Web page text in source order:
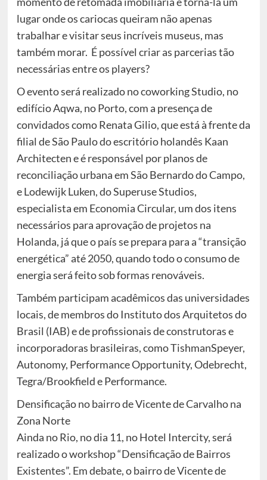
lugar onde os cariocas queiram não apenas
trabalhar e visitar seus incríveis museus, mas
também morar. É possível criar as parcerias tão
necessárias entre os players?
O evento será realizado no coworking Studio, no
edifício Aqwa, no Porto, com a presença de
convidados como Renata Gilio, que está à frente da
filial de São Paulo do escritório holandês Kaan
Architecten e é responsável por planos de
reconciliação urbana em São Bernardo do Campo,
e Lodewijk Luken, do Superuse Studios,
especialista em Economia Circular, um dos itens
necessários para aprovação de projetos na
Holanda, já que o país se prepara para a “transição
energética” até 2050, quando todo o consumo de
energia será feito sob formas renováveis.
Também participam acadêmicos das universidades
locais, de membros do Instituto dos Arquitetos do
Brasil (IAB) e de profissionais de construtoras e
incorporadoras brasileiras, como TishmanSpeyer,
Autonomy, Performance Opportunity, Odebrecht,
Tegra/Brookfield e Performance.
Densificação no bairro de Vicente de Carvalho na
Zona Norte
Ainda no Rio, no dia 11, no Hotel Intercity, será
realizado o workshop “Densificação de Bairros
Existentes”. Em debate, o bairro de Vicente de